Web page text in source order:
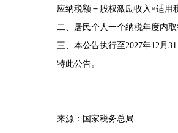
应纳税额＝股权激励收入×适用
二、居民个人一个纳税年度内
三、本公告执行至2027年12月31
特此公告。
来源：国家税务总局